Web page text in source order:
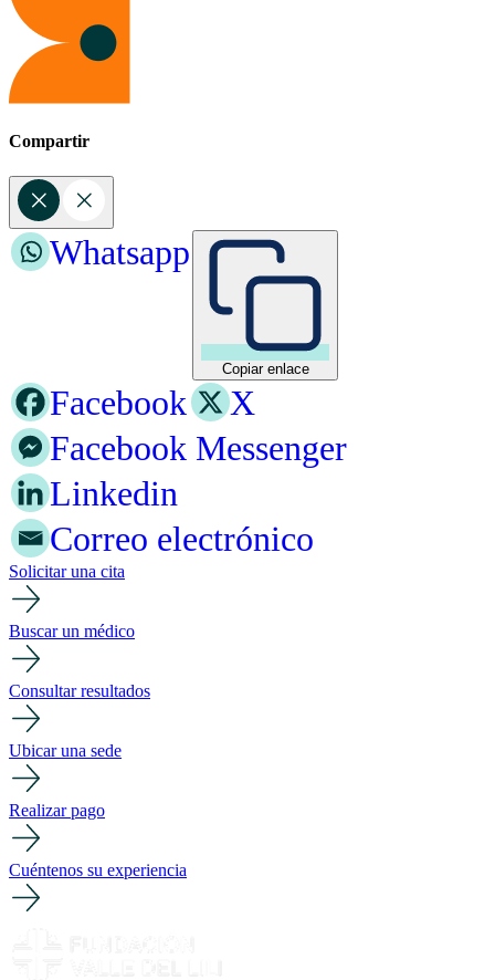
Compartir
Copiar enlace
Whatsapp
Facebook
X
Facebook Messenger
Linkedin
Correo electrónico
Solicitar una cita
Buscar un médico
Consultar resultados
Ubicar una sede
Realizar pago
Cuéntenos su experiencia